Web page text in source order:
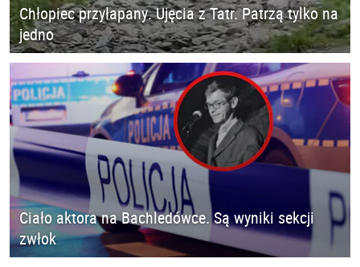
Chłopiec przyłapany. Ujęcia z Tatr. Patrzą tylko na
jedno
Ciało aktora na Bachledówce. Są wyniki sekcji
zwłok